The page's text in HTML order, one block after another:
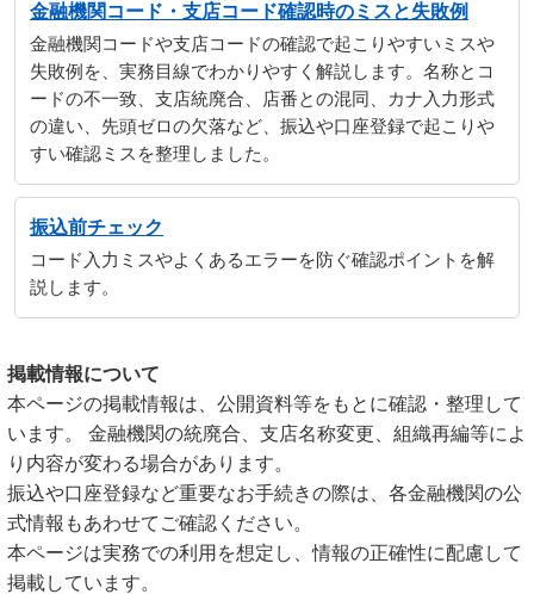
金融機関コード・支店コード確認時のミスと失敗例
金融機関コードや支店コードの確認で起こりやすいミスや
失敗例を、実務目線でわかりやすく解説します。名称とコ
ードの不一致、支店統廃合、店番との混同、カナ入力形式
の違い、先頭ゼロの欠落など、振込や口座登録で起こりや
すい確認ミスを整理しました。
振込前チェック
コード入力ミスやよくあるエラーを防ぐ確認ポイントを解
説します。
掲載情報について
本ページの掲載情報は、公開資料等をもとに確認・整理して
います。 金融機関の統廃合、支店名称変更、組織再編等によ
り内容が変わる場合があります。
振込や口座登録など重要なお手続きの際は、各金融機関の公
式情報もあわせてご確認ください。
本ページは実務での利用を想定し、情報の正確性に配慮して
掲載しています。